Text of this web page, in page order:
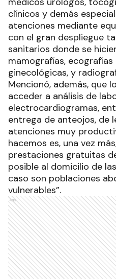
clínicos y demás
atenciones mediante
con el gran despliegue
sanitarios donde se
mamografías,
ginecológicas, y
Mencionó, además, que
acceder a análisis de
electrocardiogramas,
entrega de anteojos, de
atenciones muy
hacemos es, una vez
prestaciones gratuitas
posible al domicilio de
caso son poblaciones
vulnerables”.
Ads